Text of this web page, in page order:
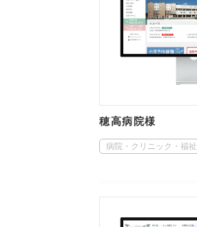
穂高病院様
病院・クリニック・福祉